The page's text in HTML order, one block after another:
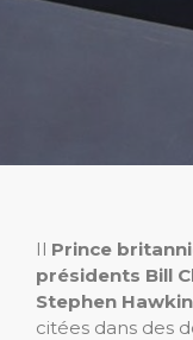
Il Prince
présidents Bill
Stephen
citées dans des